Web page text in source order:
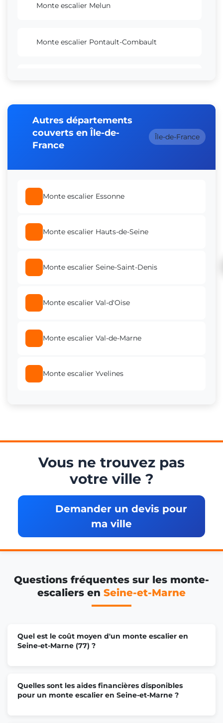
Monte escalier Melun
Monte escalier Pontault-Combault
Monte escalier Villeparisis
Monte escalier Bussy-Saint-Georges
Monte escalier Champs-sur-Marne
Monte escalier Roissy-en-Brie
Monte escalier Dammarie-les-Lys
Monte escalier Torcy
Monte escalier Montereau-Fault-Yonne
Monte escalier Combs-la-Ville
Monte escalier Ozoir-la-Ferrière
Monte escalier Mitry-Mory
Monte escalier Le Mée-sur-Seine
Monte escalier Brie-Comte-Robert
Monte escalier Moissy-Cramayel
Monte escalier Coulommiers
Autres départements
couverts en Île-de-
France
Île-de-France
Monte escalier Essonne
Monte escalier Hauts-de-Seine
Monte escalier Seine-Saint-Denis
Monte escalier Val-d'Oise
Monte escalier Val-de-Marne
Monte escalier Yvelines
Vous ne trouvez pas
votre ville ?
Demander un devis pour
ma ville
Questions fréquentes sur les monte-
escaliers en Seine-et-Marne
Quel est le coût moyen d'un monte escalier en
Seine-et-Marne (77) ?
Quelles sont les aides financières disponibles
pour un monte escalier en Seine-et-Marne ?